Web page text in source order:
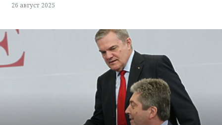
26 август 2025